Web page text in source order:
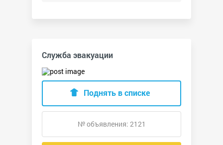
Служба эвакуации
Поднять в списке
№ объявления: 2121